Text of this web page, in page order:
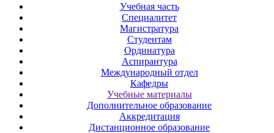
Учебная часть
Специалитет
Магистратура
Студентам
Ординатура
Аспирантура
Международный отдел
Кафедры
Учебные материалы
Дополнительное образование
Аккредитация
Дистанционное образование